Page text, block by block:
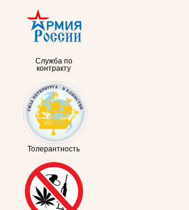
Служба по
контракту
Толерантность